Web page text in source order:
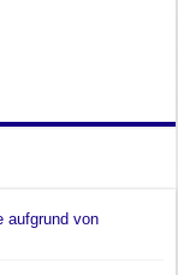
aufgrund von